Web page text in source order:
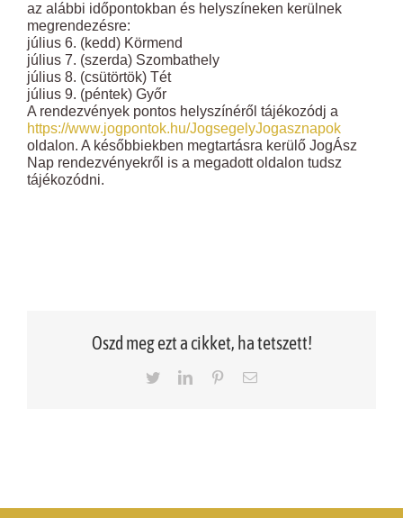
az alábbi időpontokban és helyszíneken kerülnek
megrendezésre:
július 6. (kedd) Körmend
július 7. (szerda) Szombathely
július 8. (csütörtök) Tét
július 9. (péntek) Győr
A rendezvények pontos helyszínéről tájékozódj a
https://www.jogpontok.hu/JogsegelyJogasznapok
oldalon. A későbbiekben megtartásra kerülő JogÁsz
Nap rendezvényekről is a megadott oldalon tudsz
tájékozódni.
Oszd meg ezt a cikket, ha tetszett!
TwitterLinkedInPinterestEmail